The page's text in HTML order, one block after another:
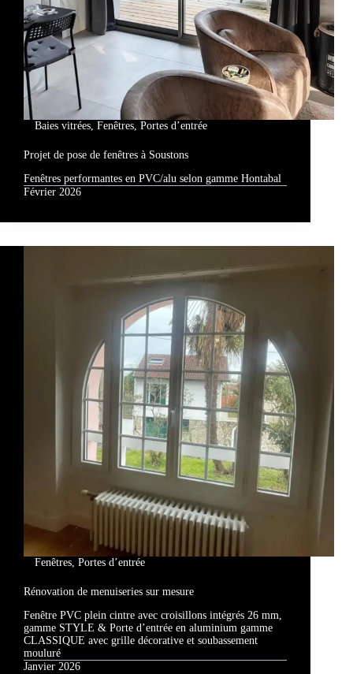
Baies vitrées Fenêtres Portes d’entrée
Projet de pose de fenêtres à Soustons
Fenêtres performantes en PVC/alu selon gamme Hontabal
Février 2026
Fenêtres Portes d’entrée
Rénovation de menuiseries sur mesure
Fenêtre PVC plein cintre avec croisillons intégrés 26 mm,
gamme STYLE & Porte d’entrée en aluminium gamme
CLASSIQUE avec grille décorative et soubassement
mouluré
Janvier 2026